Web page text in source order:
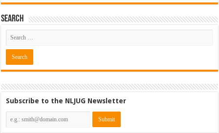
Search
Subscribe to the NLJUG Newsletter